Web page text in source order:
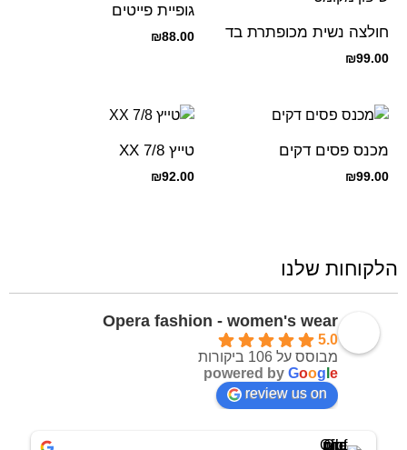
חולצה נשית מכופתרת בד
שיפון מקומט
₪99.00
גופיית פייטים
₪88.00
מכנס פסים דקים
₪99.00
טייץ XX 7/8
₪92.00
הלקוחות שלנו
Opera fashion - women's wear
5.0
מבוסס על 106 ביקורות
powered by Goog e
review us on